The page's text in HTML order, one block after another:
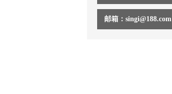
邮箱：singi@188.com